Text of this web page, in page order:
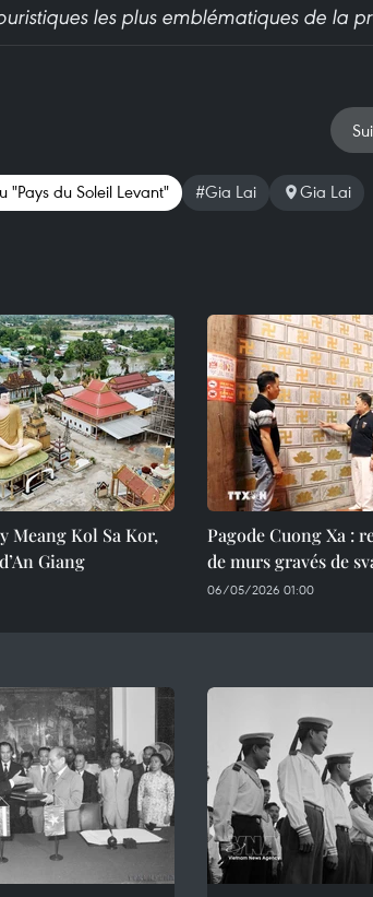
les plus emblématiques de la
du Soleil Levant" #Gia Lai Gia Lai
Meang Kol Sa Kor,
Giang
Pagode Cuong Xa :
de murs gravés de
06/05/2026 01:00